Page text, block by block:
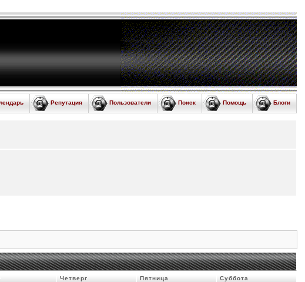
Блоги
Помощь
Поиск
Пользователи
Репутация
Четверг Пятница Суббота